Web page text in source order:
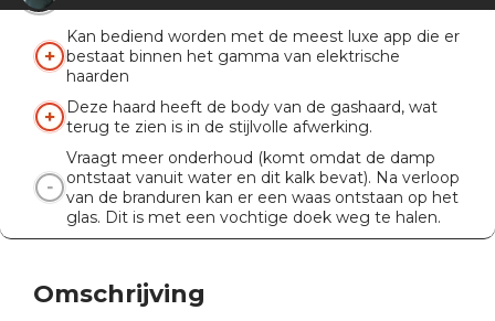
Kan bediend worden met de meest luxe app die er
bestaat binnen het gamma van elektrische
haarden
Deze haard heeft de body van de gashaard, wat
terug te zien is in de stijlvolle afwerking.
Vraagt meer onderhoud (komt omdat de damp
ontstaat vanuit water en dit kalk bevat). Na verloop
van de branduren kan er een waas ontstaan op het
glas. Dit is met een vochtige doek weg te halen.
Omschrijving
Afstandsbediening
Ja
App